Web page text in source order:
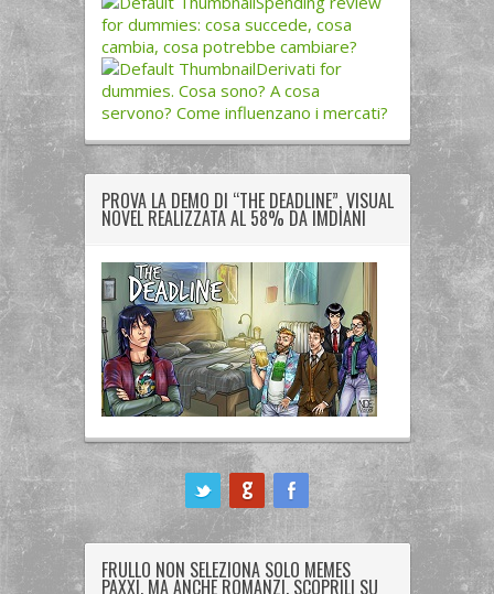
for dummies: cosa succede, cosa
cambia, cosa potrebbe cambiare?
Derivati for
dummies. Cosa sono? A cosa
servono? Come influenzano i mercati?
PROVA LA DEMO DI “THE DEADLINE”, VISUAL
NOVEL REALIZZATA AL 58% DA IMDIANI
FRULLO NON SELEZIONA SOLO MEMES
PAXXI, MA ANCHE ROMANZI. SCOPRILI SU